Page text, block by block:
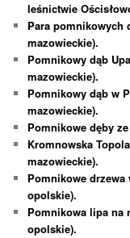
leśnictwie
Para pomnikowych
mazowieckie).
Pomnikowy dąb
mazowieckie).
Pomnikowy dąb w
mazowieckie).
Pomnikowe dęby
Kromnowska
mazowieckie).
Pomnikowe drzewa
opolskie).
Pomnikowa lipa na
opolskie).